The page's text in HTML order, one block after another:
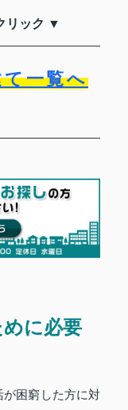
リック ▼
て一覧へ
に必要
困窮した方に対